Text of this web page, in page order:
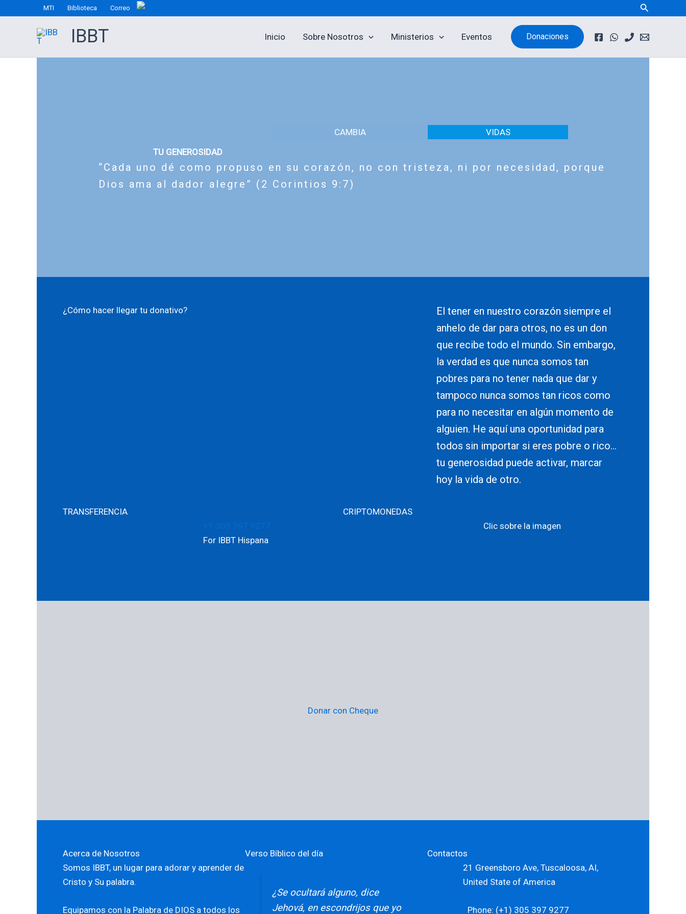
contenido
MTI Biblioteca Correo Buscar
IBBT Inicio Sobre Nosotros Ministerios Eventos Donaciones
TU GENEROSIDAD
CAMBIA VIDAS
“Cada uno dé como propuso en su corazón, no con tristeza, ni por necesidad, porque
Dios ama al dador alegre” (2 Corintios 9:7)
¿Cómo hacer llegar tu donativo?
El tener en nuestro corazón siempre el
anhelo de dar para otros, no es un don
que recibe todo el mundo. Sin embargo,
la verdad es que nunca somos tan
pobres para no tener nada que dar y
tampoco nunca somos tan ricos como
para no necesitar en algún momento de
alguien. He aquí una oportunidad para
todos sin importar si eres pobre o rico…
tu generosidad puede activar, marcar
hoy la vida de otro.
TRANSFERENCIA
CRIPTOMONEDAS
+1 305 397 9277
For IBBT Hispana
Clic sobre la imagen
Donar con Cheque
Acerca de Nosotros
Somos IBBT, un lugar para adorar y aprender de
Cristo y Su palabra.
Equipamos con la Palabra de DIOS a todos los
Verso Bíblico del día
¿Se ocultará alguno, dice
Jehová, en escondrijos que yo
Contactos
21 Greensboro Ave, Tuscaloosa, AI,
United State of America
Phone: (+1) 305 397 9277